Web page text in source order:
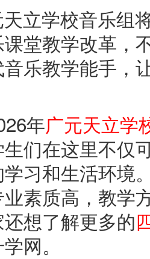
立学校音乐组
堂教学改革，
乐教学能手，
年广元天立学
们在这里不仅
习和生活环境
素质高，教学
想了解更多的
网。